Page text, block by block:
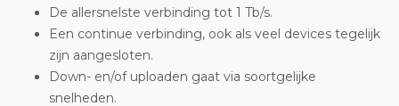
De allersnelste verbinding tot 1 Tb/s.
Een continue verbinding, ook als veel devices tegelijk
zijn aangesloten.
Down- en/of uploaden gaat via soortgelijke
snelheden.